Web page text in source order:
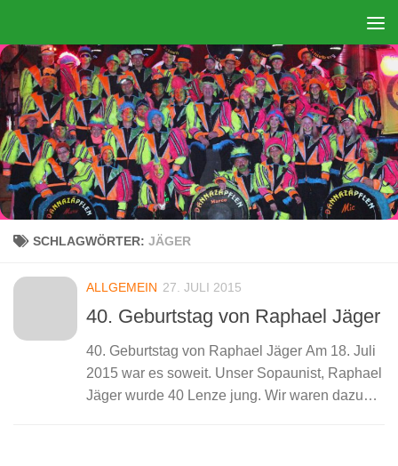
SCHLAGWÖRTER: JÄGER
ALLGEMEIN 27. JULI 2015
40. Geburtstag von Raphael Jäger
40. Geburtstag von Raphael Jäger Am 18. Juli
2015 war es soweit. Unser Sopaunist, Raphael
Jäger wurde 40 Lenze jung. Wir waren dazu